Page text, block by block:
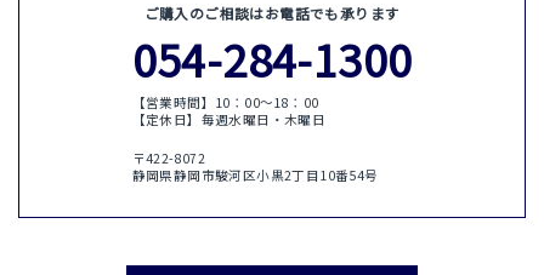
ご購入のご相談はお電話でも承ります
054-284-1300
【営業時間】10：00〜18：00
【定休日】毎週水曜日・木曜日
〒422-8072
静岡県静岡市駿河区小黒2丁目10番54号